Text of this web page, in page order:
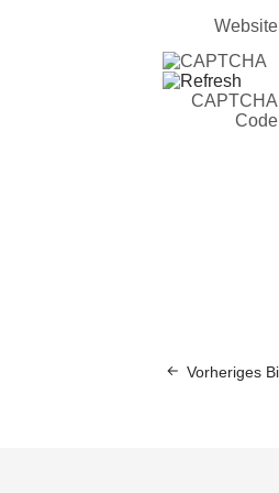
Website
CAPTCHA
Code
Vorheriges